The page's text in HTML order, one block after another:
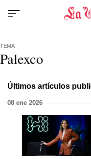
TEMA
Palexco
Últimos artículos
08 ene 2026